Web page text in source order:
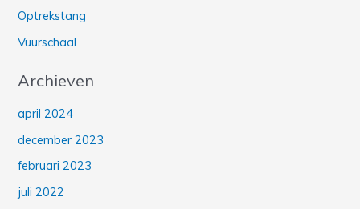
Optrekstang
Vuurschaal
Archieven
april 2024
december 2023
februari 2023
juli 2022